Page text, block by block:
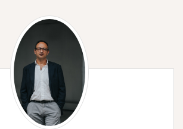
della
logistica